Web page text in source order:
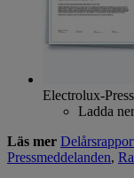
Electrolux-
Ladda ner
Läs mer
Pressmeddelanden,